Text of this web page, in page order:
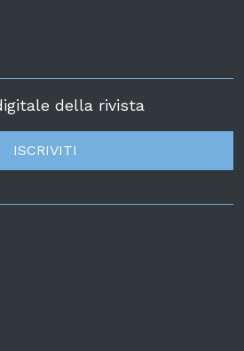
della rivista
ISCRIVITI